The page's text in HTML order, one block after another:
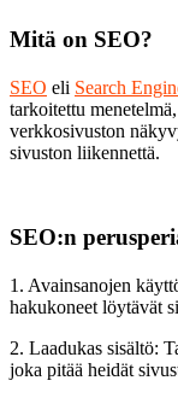
Mitä on SEO?
SEO eli Search
tarkoitettu
verkkosivuston
sivuston liikennettä.
SEO:n
1. Avainsanojen
hakukoneet löytävät
2. Laadukas sisältö:
joka pitää heidät